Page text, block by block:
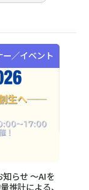
／イベント